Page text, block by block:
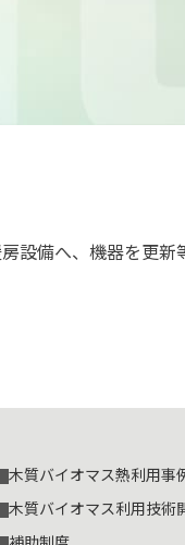
備へ、機器を更新
木質バイオマス熱利用事
木質バイオマス利用技術